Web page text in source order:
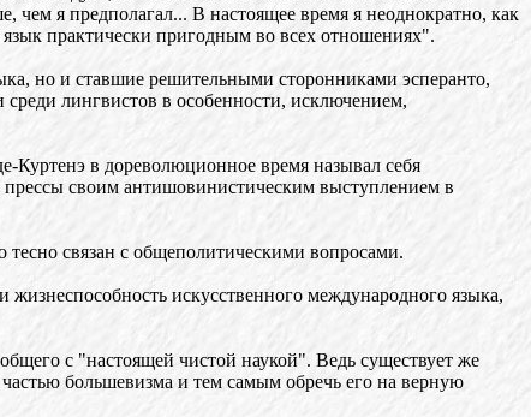
чем я предполагал... В настоящее время я неоднократно, как
язык практически пригодным во всех отношениях".
но и ставшие решительными сторонниками эсперанто,
лингвистов в особенности, исключением,
Куртенэ в дореволюционное время называл себя
прессы своим антишовинистическим выступлением в
связан с общеполитическими вопросами.
искусственного международного языка,
с "настоящей чистой наукой". Ведь существует же
большевизма и тем самым обречь его на верную